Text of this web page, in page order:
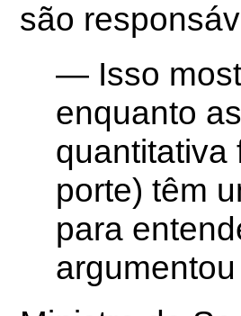
são
— Isso
enquanto
quantitativa
porte) têm
para